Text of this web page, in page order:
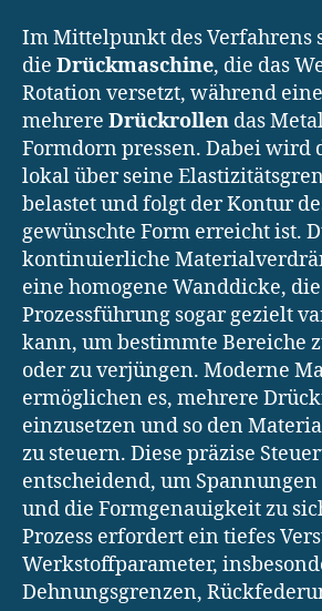
Im Mittelpunkt des Verfahrens
die Drückmaschine, die das
Rotation versetzt, während
mehrere Drückrollen das
Formdorn pressen. Dabei wird
lokal über seine
belastet und folgt der Kontur
gewünschte Form erreicht ist.
kontinuierliche
eine homogene Wanddicke,
Prozessführung sogar gezielt
kann, um bestimmte Bereiche
oder zu verjüngen. Moderne
ermöglichen es, mehrere
einzusetzen und so den
zu steuern. Diese präzise
entscheidend, um
und die Formgenauigkeit zu
Prozess erfordert ein tiefes
Werkstoffparameter,
Dehnungsgrenzen,